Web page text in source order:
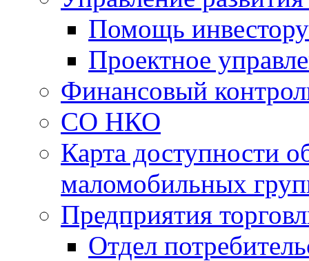
Помощь инвестору
Проектное
Финансовый
СО НКО
Карта доступности
маломобильных
Предприятия
Отдел